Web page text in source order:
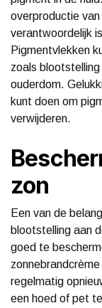
overproductie
verantwoordelijk
Pigmentvlekken
zoals
ouderdom.
kunt doen om
verwijderen.
zon
Een van de
blootstelling aan
goed te
regelmatig
een hoed of pet